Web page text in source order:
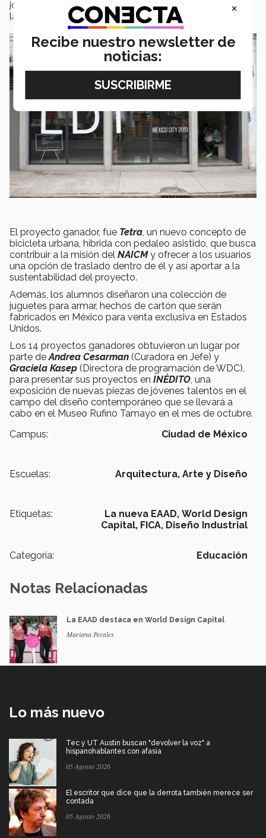
joya arquitectónica donde convergen y se desarrollan
las artes.
El proyecto ganador, fue Tetra, un nuevo concepto de
bicicleta urbana, híbrida con pedaleo asistido, que busca
contribuir a la misión del NAICMy ofrecer a los usuarios
una opción de traslado dentro de él y así aportar a la
sustentabilidad del proyecto.
Además, los alumnos diseñaron una colección de
juguetes para armar, hechos de cartón que serán
fabricados en México para venta exclusiva en Estados
Unidos.
Los 14 proyectos ganadores obtuvieron un lugar por
parte deAndrea Cesarman (Curadora en Jefe) y
Graciela Kasep (Directora de programación de WDC),
para presentar sus proyectos en INÉDITO, una
exposición de nuevas piezas de jóvenes talentos en el
campo del diseño contemporáneo que se llevará a
cabo en el Museo Rufino Tamayo en el mes de octubre.
Campus:
Ciudad de México
Escuelas: Arquitectura, Arte y Diseño
Etiquetas: La nueva EAAD, World Design
Capital, FICA, Diseño Industrial
Categoría: Educación
Notas Relacionadas
La EAAD destaca en World Design Capital
Mariana Perales
Lo más nuevo
Tec y UT Austin buscan "devolver la voz" a
hispanohablantes con afasia
05 Agosto 2026
El escritor que dice que la derrota también merece ser
contada
05 Agosto 2026
×
Recibe nuestro newsletter de
noticias: